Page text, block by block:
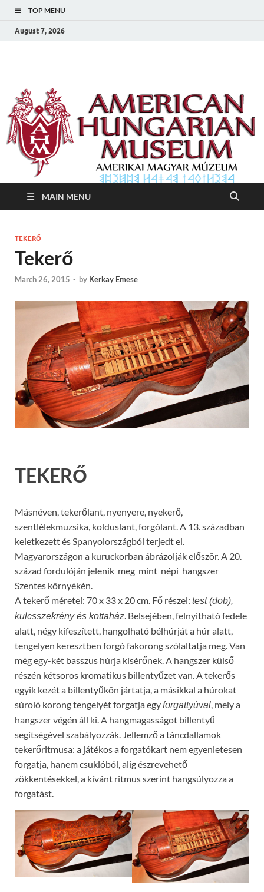
TOP MENU
August 7, 2026
Amerikai Magyar
Múzeum
MAIN MENU
TEKERŐ
Tekerő
March 26, 2015 - by Kerkay Emese
TEKERŐ
Másnéven, tekerőlant, nyenyere, nyekerő,
szentlélekmuzsika, kolduslant, forgólant. A 13. században
keletkezett és Spanyolországból terjedt el.
Magyarországon a kuruckorban ábrázolják először. A 20.
század fordulóján jelenik meg mint népi hangszer
Szentes környékén.
A tekerő méretei: 70 x 33 x 20 cm. Fő részei: test (dob),
kulcsszekrény és kottaház. Belsejében, felnyitható fedele
alatt, négy kifeszített, hangolható bélhúrját a húr alatt,
tengelyen keresztben forgó fakorong szólaltatja meg. Van
még egy-két basszus húrja kísérőnek. A hangszer külső
részén kétsoros kromatikus billentyűzet van. A tekerős
egyik kezét a billentyűkön jártatja, a másikkal a húrokat
súroló korong tengelyét forgatja egyforgattyúval, mely a
hangszer végén áll ki. A hangmagasságot billentyű
segítségével szabályozzák. Jellemző a táncdallamok
tekerőritmusa: a játékos a forgatókart nem egyenletesen
forgatja, hanem csuklóból, alig észrevehető
zökkentésekkel, a kívánt ritmus szerint hangsúlyozza a
forgatást.